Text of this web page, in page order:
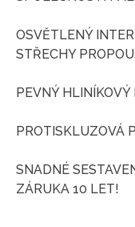
OSVĚTLENÝ
STŘECHY
PEVNÝ
PROTISKLUZOVÁ
SNADNÉ
ZÁRUKA 10 LET!